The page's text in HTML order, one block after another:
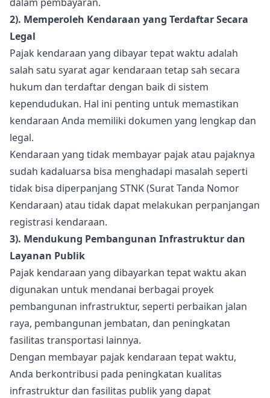
2). Memperoleh Kendaraan yang Terdaftar Secara
Legal
Pajak kendaraan yang dibayar tepat waktu adalah
salah satu syarat agar kendaraan tetap sah secara
hukum dan terdaftar dengan baik di sistem
kependudukan. Hal ini penting untuk memastikan
kendaraan Anda memiliki dokumen yang lengkap dan
legal.
Kendaraan yang tidak membayar pajak atau pajaknya
sudah kadaluarsa bisa menghadapi masalah seperti
tidak bisa diperpanjang STNK (Surat Tanda Nomor
Kendaraan) atau tidak dapat melakukan perpanjangan
registrasi kendaraan.
3). Mendukung Pembangunan Infrastruktur dan
Layanan Publik
Pajak kendaraan yang dibayarkan tepat waktu akan
digunakan untuk mendanai berbagai proyek
pembangunan infrastruktur, seperti perbaikan jalan
raya, pembangunan jembatan, dan peningkatan
fasilitas transportasi lainnya.
Dengan membayar pajak kendaraan tepat waktu,
Anda berkontribusi pada peningkatan kualitas
infrastruktur dan fasilitas publik yang dapat